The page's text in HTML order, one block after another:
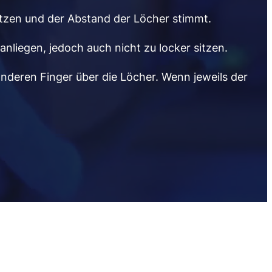
und der Abstand der Löcher stimmt.
jedoch auch nicht zu locker sitzen.
Finger über die Löcher. Wenn jeweils der